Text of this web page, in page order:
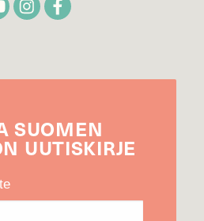
SUOMEN
UUTIS­KIRJE